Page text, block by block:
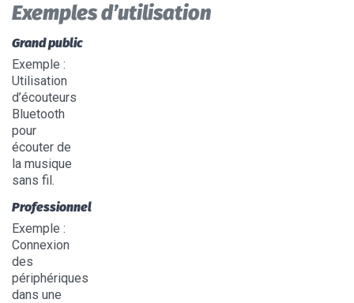
Exemples d’utilisation
Grand public
Exemple :
Utilisation
d’écouteurs
Bluetooth
pour
écouter de
la musique
sans fil.
Professionnel
Exemple :
Connexion
des
périphériques
dans une